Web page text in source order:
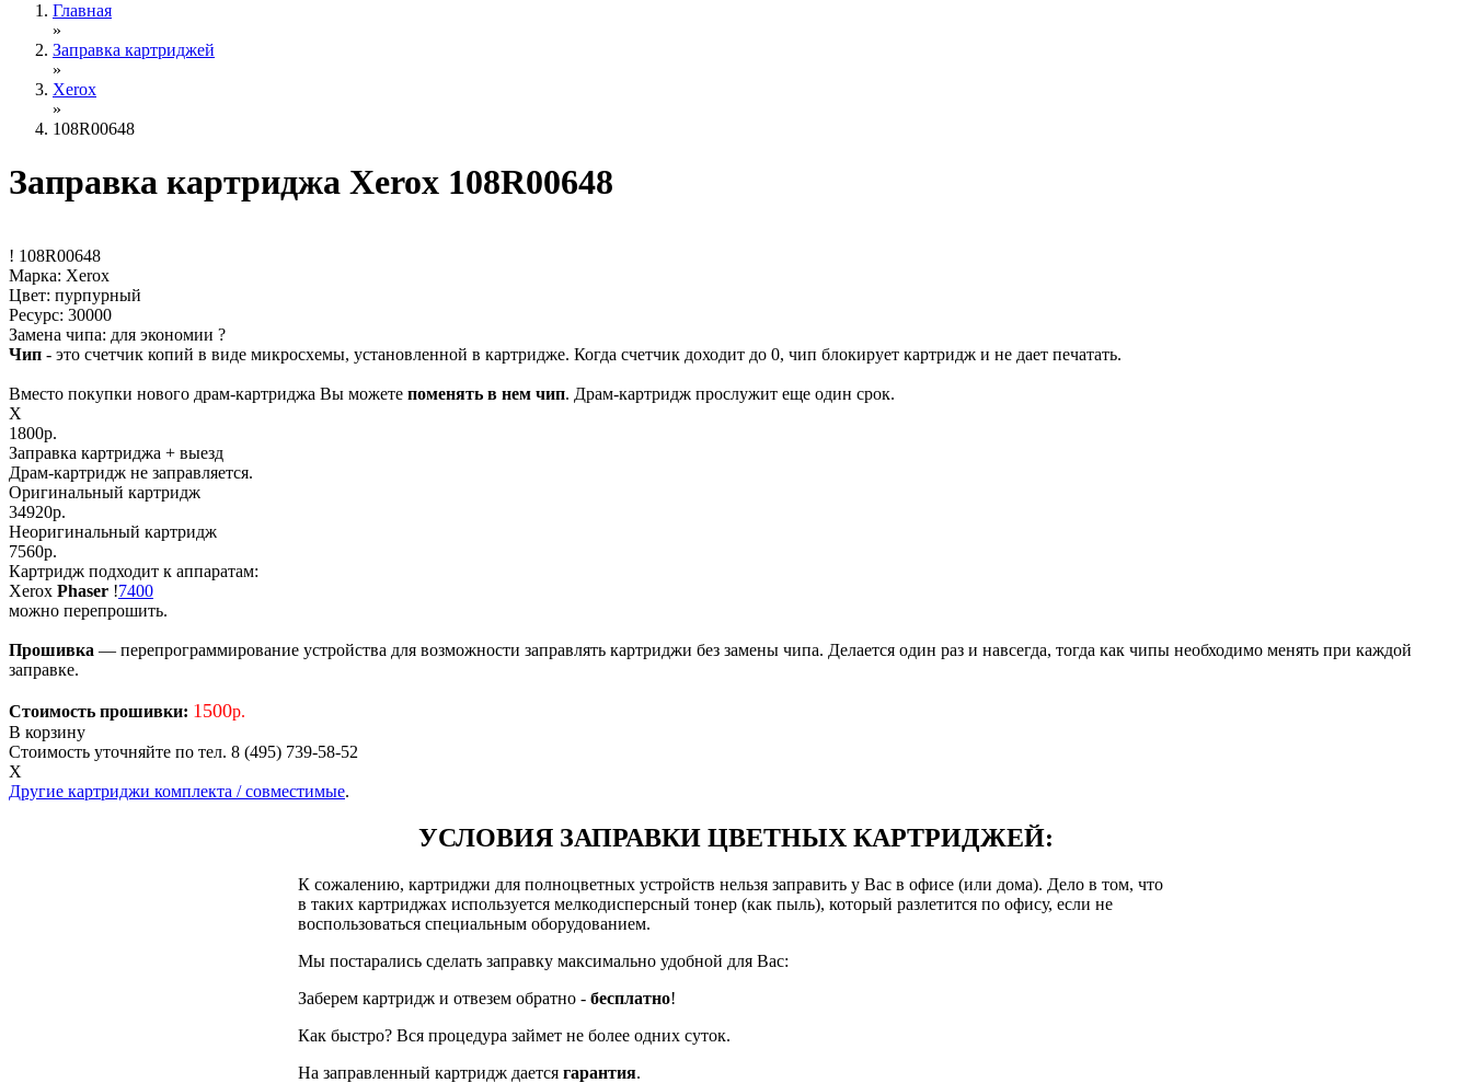
Главная
»
Заправка картриджей
»
Xerox
»
108R00648
Заправка картриджа Xerox 108R00648
! 108R00648
Марка: Xerox
Цвет: пурпурный
Ресурс: 30000
Замена чипа: для экономии ?
Чип - это счетчик копий в виде микросхемы, установленной в картридже. Когда счетчик доходит до 0, чип блокирует картридж и не дает печатать.
Вместо покупки нового драм-картриджа Вы можете поменять в нем чип. Драм-картридж прослужит еще один срок.
X
1800р.
Заправка картриджа + выезд
Драм-картридж не заправляется.
Оригинальный картридж
34920р.
Неоригинальный картридж
7560р.
Картридж подходит к аппаратам:
Xerox Phaser !7400
можно перепрошить.
Прошивка — перепрограммирование устройства для возможности заправлять картриджи без замены чипа. Делается один раз и навсегда, тогда как чипы необходимо менять при каждой
заправке.
Стоимость прошивки: 1500р.
В корзину
Стоимость уточняйте по тел. 8 (495) 739-58-52
X
Другие картриджи комплекта / совместимые.
УСЛОВИЯ ЗАПРАВКИ ЦВЕТНЫХ КАРТРИДЖЕЙ:
К сожалению, картриджи для полноцветных устройств нельзя заправить у Вас в офисе (или дома). Дело в том, что
в таких картриджах используется мелкодисперсный тонер (как пыль), который разлетится по офису, если не
воспользоваться специальным оборудованием.
Мы постарались сделать заправку максимально удобной для Вас:
Заберем картридж и отвезем обратно - бесплатно!
Как быстро? Вся процедура займет не более одних суток.
На заправленный картридж дается гарантия.